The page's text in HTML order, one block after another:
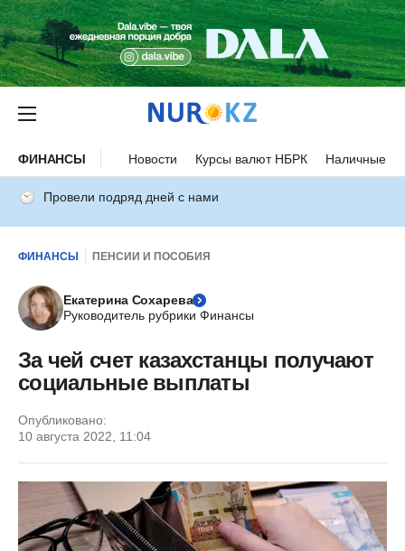
ФИНАНСЫ Новости Курсы валют НБРК Наличные
Провели подряд дней с нами
ФИНАНСЫ ПЕНСИИ И ПОСОБИЯ
Екатерина Сохарева
Руководитель рубрики Финансы
За чей счет казахстанцы получают
социальные выплаты
Опубликовано:
10 августа 2022, 11:04